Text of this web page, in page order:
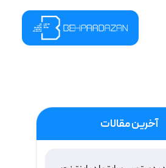
آخرین مقالات